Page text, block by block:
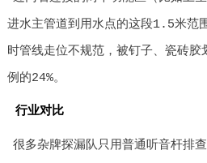
进水主管道到用水点的这段1.5米范
时管线走位不规范，被钉子、瓷砖胶
例的24%。
行业对比
很多杂牌探漏队只用普通听音杆排